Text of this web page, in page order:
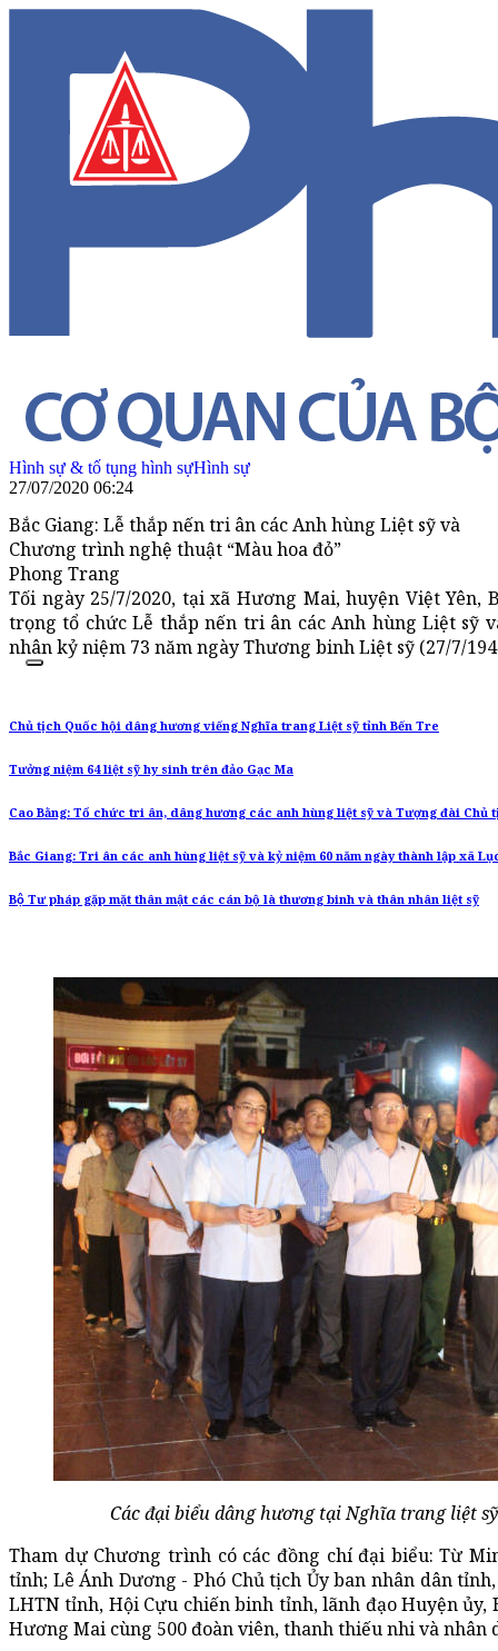
Hình sự & tố tụng hình sựHình sự
27/07/2020 06:24
Bắc Giang: Lễ thắp nến tri ân các Anh hùng Liệt sỹ và
Chương trình nghệ thuật “Màu hoa đỏ”
Phong Trang
Tối ngày 25/7/2020, tại xã Hương Mai, huyện Việt Yên,
trọng tổ chức Lễ thắp nến tri ân các Anh hùng Liệt sỹ
nhân kỷ niệm 73 năm ngày Thương binh Liệt sỹ (27/7/
Chủ tịch Quốc hội dâng hương viếng Nghĩa trang Liệt sỹ tỉnh Bến Tre
Tưởng niệm 64 liệt sỹ hy sinh trên đảo Gạc Ma
Cao Bằng: Tổ chức tri ân, dâng hương các anh hùng liệt sỹ và Tượng đài Chủ
Bắc Giang: Tri ân các anh hùng liệt sỹ và kỷ niệm 60 năm ngày thành lập xã
Bộ Tư pháp gặp mặt thân mật các cán bộ là thương binh và thân nhân liệt sỹ
Các đại biểu dâng hương tại Nghĩa trang liệt
Tham dự Chương trình có các đồng chí đại biểu: Từ
tỉnh; Lê Ánh Dương - Phó Chủ tịch Ủy ban nhân dân
LHTN tỉnh, Hội Cựu chiến binh tỉnh, lãnh đạo Huyện ủy,
Hương Mai cùng 500 đoàn viên, thanh thiếu nhi và nhân